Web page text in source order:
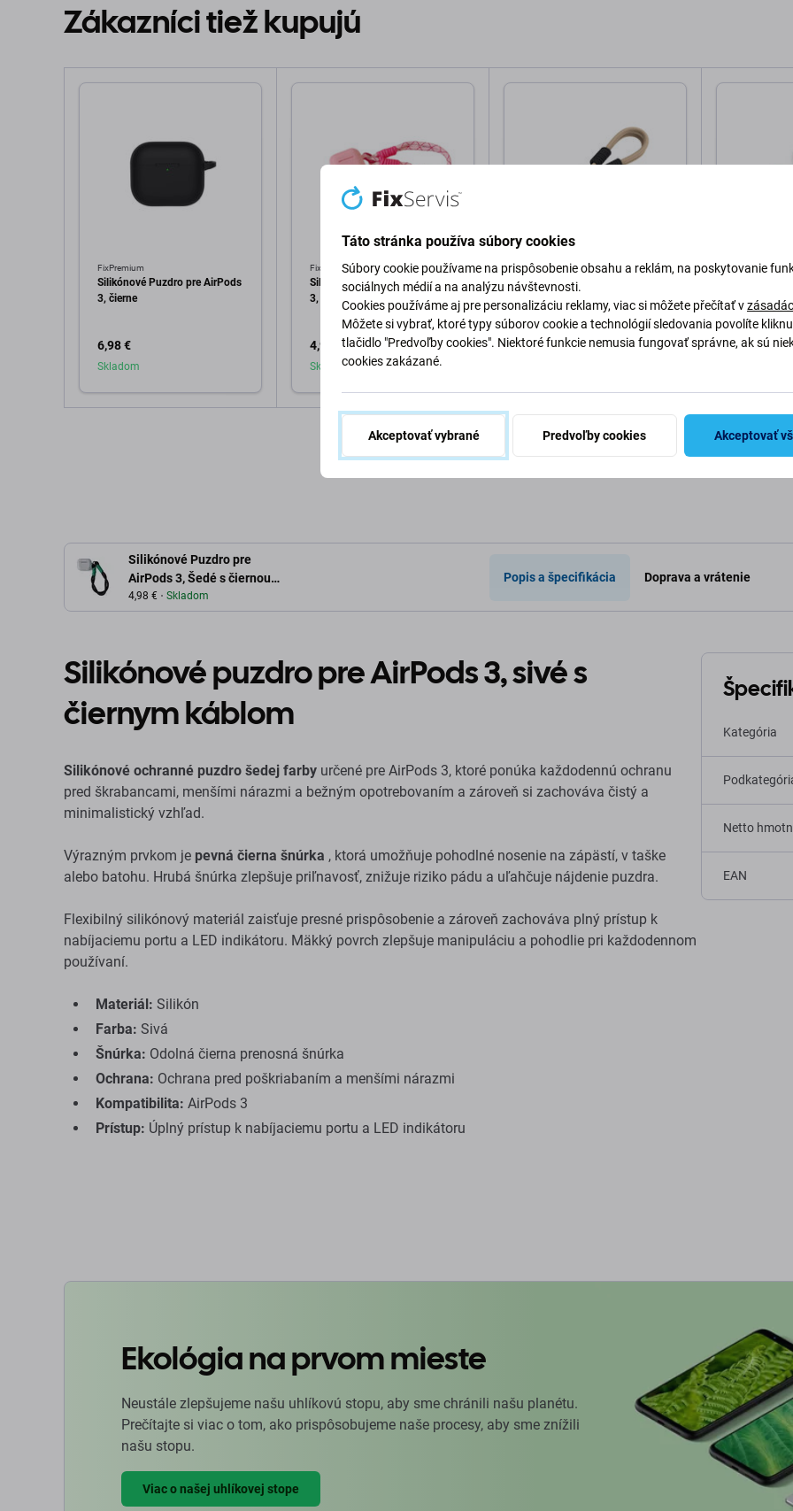
Zákazníci tiež kupujú
FixPremium
Silikónové Puzdro pre AirPods
3, čierne
6,98 €
Skladom
Pridať do košíka
FixPremium
Silikónové Puzdro pre AirPods
3, Pastel Pink
4,99 €
Skladom
Pridať do košíka
FixPremium
Silikónové Puzdro pre AirPods
3, Sand Beige
5,98 €
FixPremium
Silikónové
3, Light Pink
4,99 €
Silikónové Puzdro pre
AirPods 3, Šedé s čiernou
šnúrkou
4,98 € Skladom
Popis a špecifikácia Doprava a vrátenie
Silikónové puzdro pre AirPods 3, sivé s
čiernym káblom
Silikónové ochranné puzdro šedej farby určené pre AirPods 3, ktoré ponúka každodennú ochranu
pred škrabancami, menšími nárazmi a bežným opotrebovaním a zároveň si zachováva čistý a
minimalistický vzhľad.
Výrazným prvkom je pevná čierna šnúrka , ktorá umožňuje pohodlné nosenie na zápästí, v taške
alebo batohu. Hrubá šnúrka zlepšuje priľnavosť, znižuje riziko pádu a uľahčuje nájdenie puzdra.
Flexibilný silikónový materiál zaisťuje presné prispôsobenie a zároveň zachováva plný prístup k
nabíjaciemu portu a LED indikátoru. Mäkký povrch zlepšuje manipuláciu a pohodlie pri každodennom
používaní.
Materiál: Silikón
Farba: Sivá
Šnúrka: Odolná čierna prenosná šnúrka
Ochrana: Ochrana pred poškriabaním a menšími nárazmi
Kompatibilita: AirPods 3
Prístup: Úplný prístup k nabíjaciemu portu a LED indikátoru
Kategória
Netto
EAN
Ekológia na prvom mieste
Neustále zlepšujeme našu uhlíkovú stopu, aby sme chránili našu planétu.
Prečítajte si viac o tom, ako prispôsobujeme naše procesy, aby sme znížili
našu stopu.
Viac o našej uhlíkovej stope
Táto stránka používa súbory cookies
Súbory cookie používame na prispôsobenie obsahu a reklám, na poskytovanie
sociálnych médií a na analýzu návštevnosti.
Cookies používáme aj pre personalizáciu reklamy, viac si môžete přečítať v
Môžete si vybrať, ktoré typy súborov cookie a technológií sledovania povolíte
tlačidlo "Predvoľby cookies". Niektoré funkcie nemusia fungovať správne, ak sú
cookies zakázané.
Akceptovať vybrané Predvoľby cookies Akceptovať